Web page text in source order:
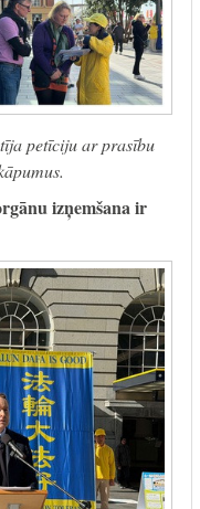
petīciju ar prasību
izņemšana ir